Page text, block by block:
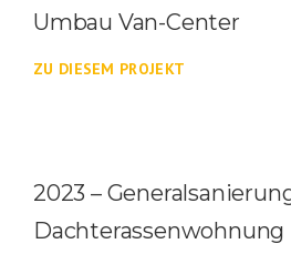
Umbau Van-Center
ZU DIESEM PROJEKT
2023 –
Dachterassenwohnung